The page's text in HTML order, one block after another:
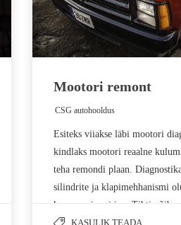
Mootori remont
CSG autohooldus
Esiteks viiakse läbi mootori
kindlaks mootori reaalne
teha remondi plaan.
silindrite ja klapimehhanismi
kompressiooni jne. Tihti võib
purunemise ära hoida mootori
KASULIK TEADA